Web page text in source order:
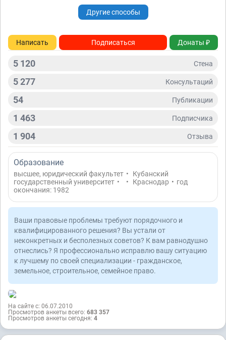
Другие способы
Написать Подписаться Донаты ₽
5 120 Стена
5 277 Консультаций
54 Публикации
1 463 Подписчикa
1 904 Отзывa
Образование
высшее, юридический факультет •
Кубанский
государственный университет • • Краснодар • год
окончания: 1982
Ваши правовые проблемы требуют порядочного и
квалифицированного решения? Вы устали от
неконкретных и бесполезных советов? К вам равнодушно
отнеслись? Я профессионально исправлю вашу ситуацию
к лучшему по своей специализации - гражданское,
земельное, строительное, семейное право.
На сайте с: 06.07.2010
Просмотров анкеты всего: 683 357
Просмотров анкеты сегодня: 4